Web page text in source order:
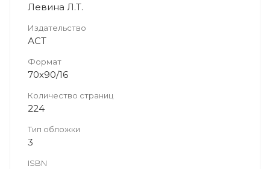
Левина Л.Т.
Издательство
АСТ
Формат
70x90/16
Количество страниц
224
Тип обложки
3
ISBN